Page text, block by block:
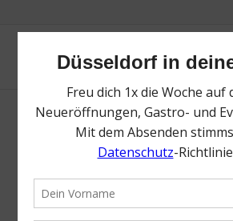
Dein Reisemarkt am